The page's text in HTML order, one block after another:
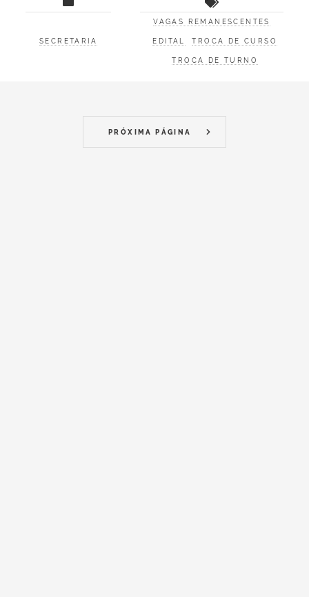
SECRETARIA
VAGAS REMANESCENTES
EDITAL TROCA DE CURSO
TROCA DE TURNO
PRÓXIMA PÁGINA